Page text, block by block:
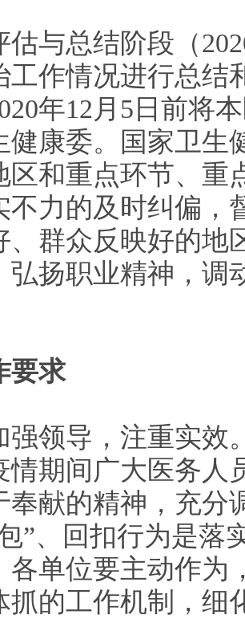
估与总结阶段（
工作情况进行总结
年12月5日前将
健康委。国家卫生
区和重点环节、重
不力的及时纠偏，
、群众反映好的地
弘扬职业精神，调
要求
强领导，注重实
情期间广大医务人
奉献的精神，充分
”、回扣行为是落
各单位要主动作为
抓的工作机制，细